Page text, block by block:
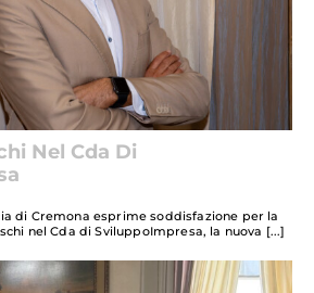
Nel Cda Di
di Cremona esprime soddisfazione per la
nel Cda di SviluppoImpresa, la nuova